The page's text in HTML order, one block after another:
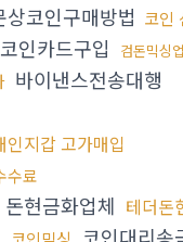
상코인구매방법 코인
인카드구입 검돈믹싱
바이낸스전송대행
인지갑 고가매입
수료
돈현금화업체 테더돈
코인대리송